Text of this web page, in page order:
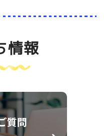
情報
質問